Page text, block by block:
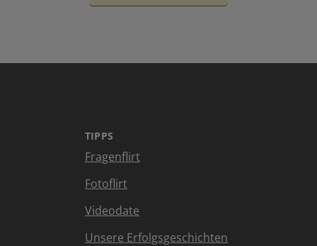
TIPPS
Fragenflirt
Fotoflirt
Videodate
Unsere Erfolgsgeschichten